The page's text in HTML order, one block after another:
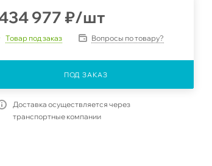
977 ₽/шт
Товар под заказ Вопросы по товару?
ПОД ЗАКАЗ
Доставка осуществляется через
транспортные компании